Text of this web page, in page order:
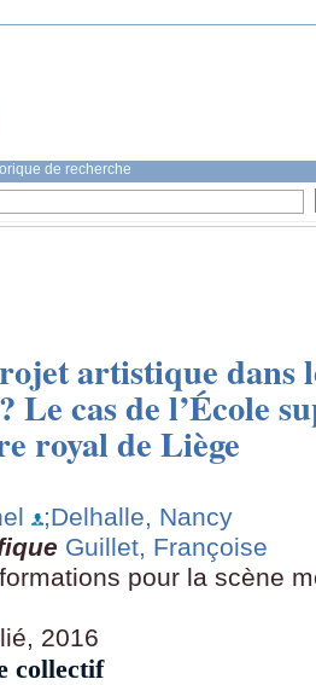
de recherche
artistique dans
Le cas de l’École
royal de Liège
;Delhalle, Nancy
Guillet, Françoise
pour la scène
2016
collectif